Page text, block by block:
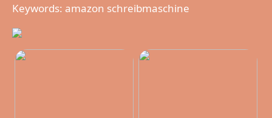
Keywords: amazon schreibmaschine